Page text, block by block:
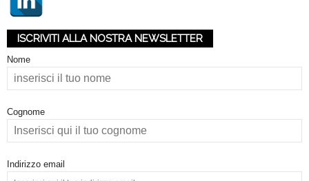
ISCRIVITI ALLA NOSTRA NEWSLETTER
Nome
Cognome
Indirizzo email